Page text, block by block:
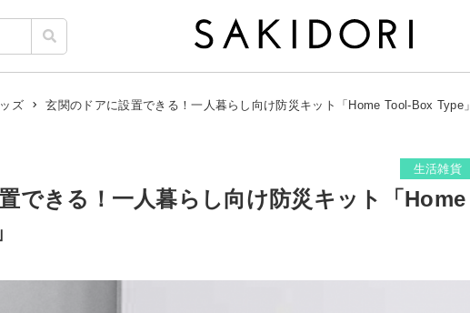
ズ 玄関のドアに設置できる！一人暮らし向け防災キット「Home Tool-Box Type」
生活雑貨
できる！一人暮らし向け防災キット「Home